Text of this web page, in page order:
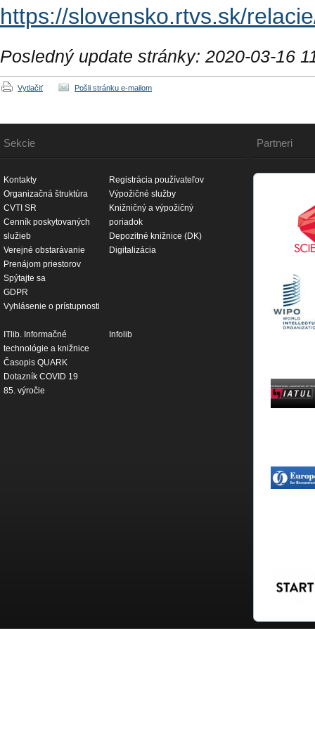
https://slovensko.rtvs.sk/
Posledný update stránky: 2020-03-16
Vytlačiť Pošli stránku e-mailom
Sekcie
Kontakty
Organizačná štruktúra
CVTI SR
Cenník poskytovaných
služieb
Verejné obstarávanie
Prenájom priestorov
Spýtajte sa
GDPR
Vyhlásenie o prístupnosti
Registrácia používateľov
Výpožičné služby
Knižničný a výpožičný
poriadok
Depozitné knižnice (DK)
Digitalizácia
ITlib. Informačné
technológie a knižnice
Časopis QUARK
Dotazník COVID 19
85. výročie
Infolib
Partneri